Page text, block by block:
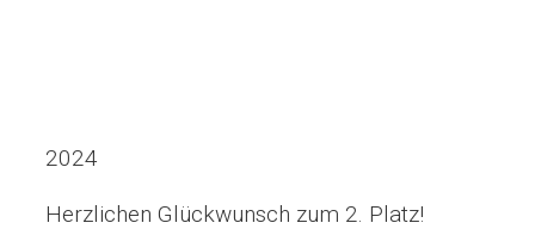
2024
Herzlichen Glückwunsch zum 2. Platz!